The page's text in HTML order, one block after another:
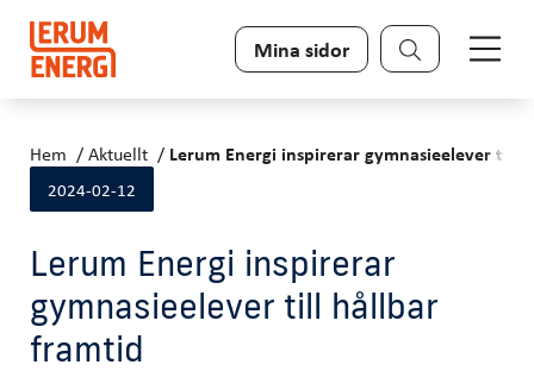
Sök
Mina sidor
Hem Aktuellt Lerum Energi inspirerar gymnasieelever till
2024-02-12
Lerum Energi inspirerar
gymnasieelever till hållbar
framtid